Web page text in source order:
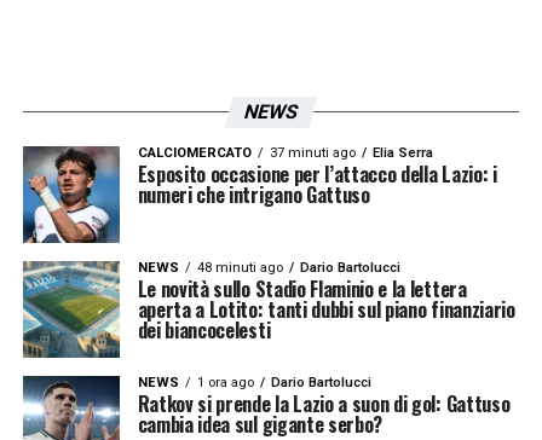
NEWS
CALCIOMERCATO 37 minuti ago Elia Serra
Esposito occasione per l’attacco della Lazio: i
numeri che intrigano Gattuso
NEWS 48 minuti ago Dario Bartolucci
Le novità sullo Stadio Flaminio e la lettera
aperta a Lotito: tanti dubbi sul piano finanziario
dei biancocelesti
NEWS 1 ora ago Dario Bartolucci
Ratkov si prende la Lazio a suon di gol: Gattuso
cambia idea sul gigante serbo?